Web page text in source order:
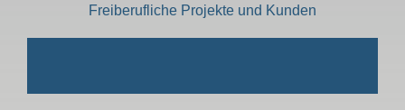
Freiberufliche Projekte und Kunden